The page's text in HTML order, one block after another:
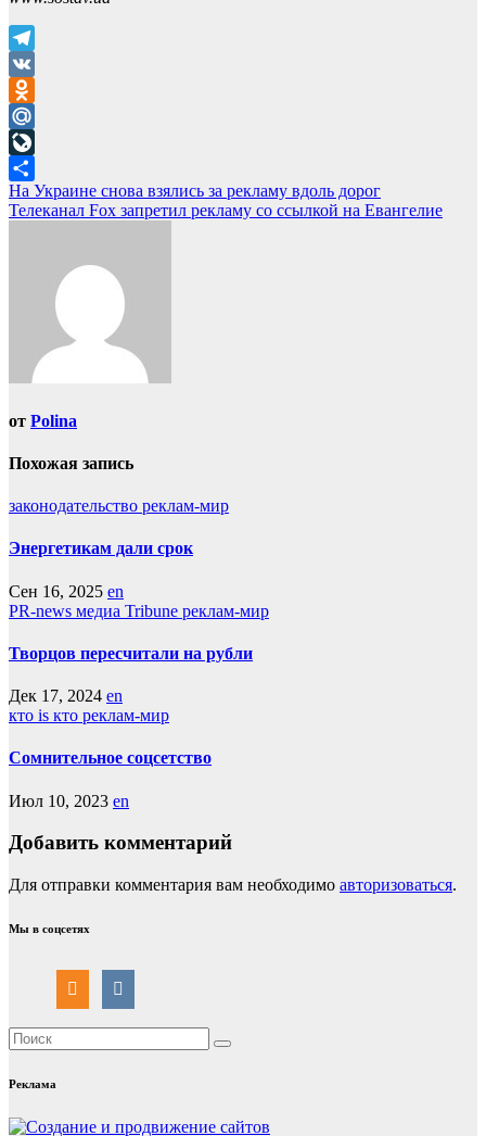
Telegram
VK
Odnoklassniki
Mail.Ru
LiveJournal
Отправить
Навигация
по
На Украине снова взялись за рекламу вдоль дорог
Телеканал Fox запретил рекламу со ссылкой на Евангелие
от Polina
Похожая запись
законодательство реклам-мир
Энергетикам дали срок
Сен 16, 2025 en
PR-news медиа Tribune реклам-мир
Творцов пересчитали на рубли
Дек 17, 2024 en
кто is кто реклам-мир
Сомнительное соцсетство
Июл 10, 2023 en
Добавить комментарий
Для отправки комментария вам необходимо авторизоваться.
Мы в соцсетях
Реклама